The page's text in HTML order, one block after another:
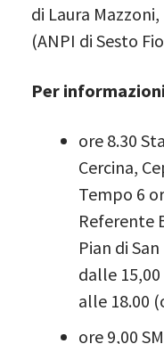
di Laura
(ANPI di Sesto
Per informazioni
ore 8.30
Cercina,
Tempo 6
Referente
Pian di
dalle 15,00
alle 18.00
ore 9,00